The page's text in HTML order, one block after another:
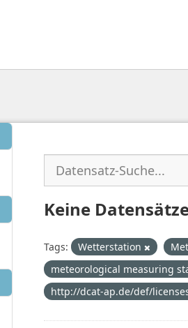
Keine
Tags: Wetterstation
meteorological measuring
http://dcat-ap.de/def/